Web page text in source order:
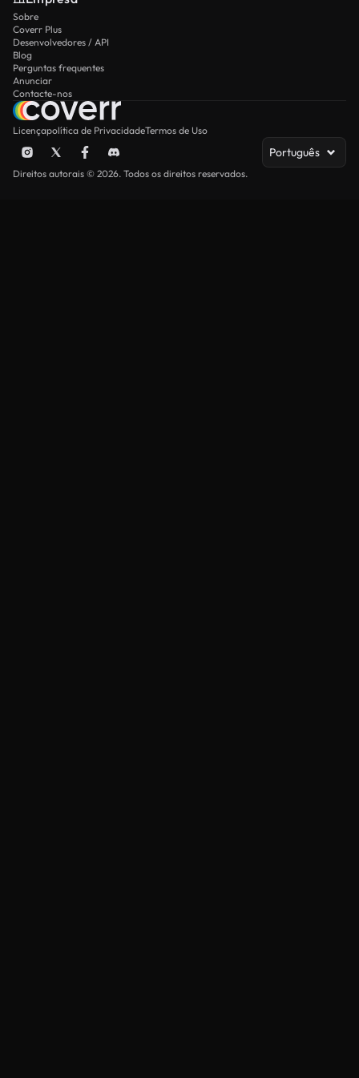
Sobre
Coverr Plus
Desenvolvedores / API
Blog
Perguntas frequentes
Anunciar
Contacte-nos
Licençapolítica de PrivacidadeTermos de Uso
Português
Direitos autorais © 2026. Todos os direitos reservados.